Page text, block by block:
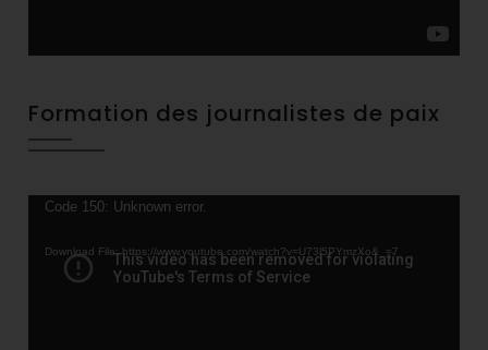
Formation des journalistes de paix
Video
Code 150: Unknown error.
Download File: https://www.youtube.com/watch?v=U73l5PYmzXo&_=7